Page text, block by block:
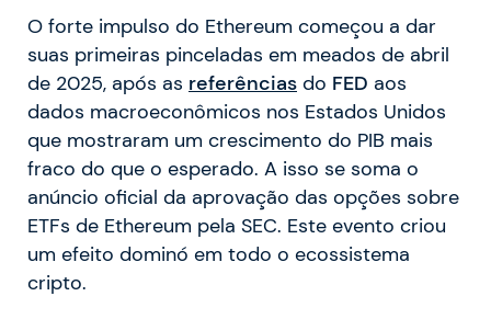
O forte impulso do Ethereum começou a dar
suas primeiras pinceladas em meados de abril
de 2025, após as referências do FED aos
dados macroeconômicos nos Estados Unidos
que mostraram um crescimento do PIB mais
fraco do que o esperado. A isso se soma o
anúncio oficial da aprovação das opções sobre
ETFs de Ethereum pela SEC. Este evento criou
um efeito dominó em todo o ecossistema
cripto.